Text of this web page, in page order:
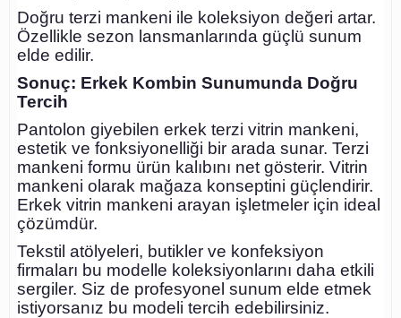
Doğru terzi mankeni ile koleksiyon değeri artar.
Özellikle sezon lansmanlarında güçlü sunum
elde edilir.
Sonuç: Erkek Kombin Sunumunda Doğru
Tercih
Pantolon giyebilen erkek terzi vitrin mankeni,
estetik ve fonksiyonelliği bir arada sunar. Terzi
mankeni formu ürün kalıbını net gösterir. Vitrin
mankeni olarak mağaza konseptini güçlendirir.
Erkek vitrin mankeni arayan işletmeler için ideal
çözümdür.
Tekstil atölyeleri, butikler ve konfeksiyon
firmaları bu modelle koleksiyonlarını daha etkili
sergiler. Siz de profesyonel sunum elde etmek
istiyorsanız bu modeli tercih edebilirsiniz.